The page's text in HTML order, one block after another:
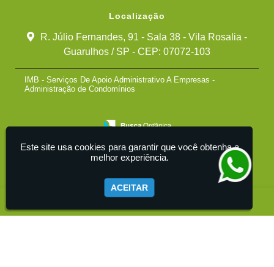
Localização
R. Júlio Fernandes, 91 - Sala 38 - Vila Rosalia -
Guarulhos / SP - CEP: 07072-103
IMB - Serviços De Apoio Administrativo A Empresas -
Administração de Condomínios
Este site usa cookies para garantir que você obtenha a
melhor experiência.
ACEITAR